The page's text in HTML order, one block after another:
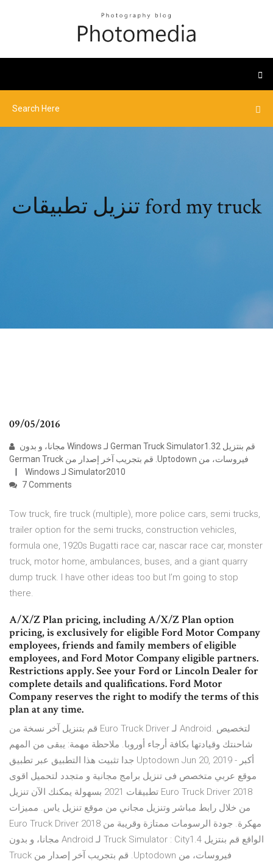
تنزيل تطبيقات ford my truck
09/05/2016
فيروسات، من Uptodown. قم بتجريب آخر إصدار من German Truck
Simulator2010 لـ Windows
7 Comments
Tow truck, fire truck (multiple), more police cars, semi trucks,
trailer option for the semi trucks, construction vehicles,
formula one, 1920s Bugatti race car, nascar race car, monster
truck, motor home, ambulances, buses, and a giant quarry
dump truck. I have other ideas too but I’m going to stop
there.
A/X/Z Plan pricing, including A/X/Z Plan option
pricing, is exclusively for eligible Ford Motor Company
employees, friends and family members of eligible
employees, and Ford Motor Company eligible partners.
Restrictions apply. See your Ford or Lincoln Dealer for
complete details and qualifications. Ford Motor
Company reserves the right to modify the terms of this
plan at any time.
قم بتنزيل آخر نسخة من Euro Truck Driver لـ Android. لتخصيص
شاحنتك وقيادتها بكافة أرجاء أوروبا. ملاحظة مهمة: يبقى من المهم
جدا تثبيت هذا التطبيق عبر تطبيق Uptodown Jun 20, 2019 - أكبر
موقع عربي متخصص فى تنزيل برامج مجانية و متجدد لتحميل اقوى
تطبيقات 2021 بسهولة يمكنك الآن تنزيل Euro Truck Driver 2018
من خلال رابط مباشر وتنزيل مجاني من موقع تنزيل ياس. مميزات
Euro Truck Driver 2018 مهكرة. جودة الرسومات ممتازة وقريبة من
الواقع ‫قم بنتزيل Truck Simulator : City1.4 لـ Android مجانا، و بدون
فيروسات، من Uptodown. قم بتجريب آخر إصدار من Truck